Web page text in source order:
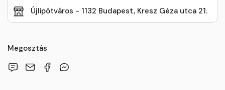
Újlipótváros - 1132 Budapest, Kresz Géza utca 21.
Megosztás